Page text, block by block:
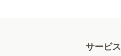
サービス